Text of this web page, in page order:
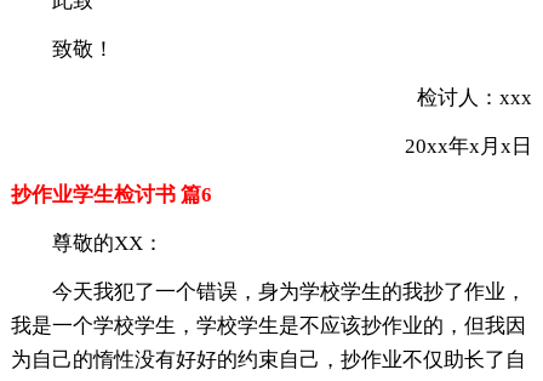
致敬！
检讨人：xxx
20xx年x月x日
抄作业学生检讨书 篇6
尊敬的XX：
今天我犯了一个错误，身为学校学生的我抄了作业，
我是一个学校学生，学校学生是不应该抄作业的，但我因
为自己的惰性没有好好的约束自己，抄作业不仅助长了自